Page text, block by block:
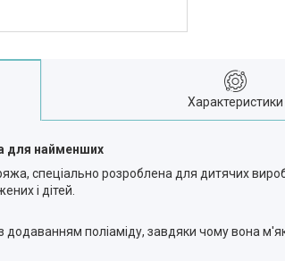
Характеристики
для найменших
спеціально розроблена для дитячих
і дітей.
додаванням поліаміду, завдяки чому вона